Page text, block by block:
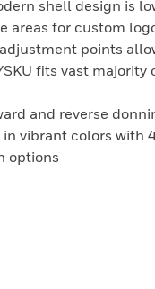
shell design is
areas for custom
points
SKU fits vast
and reverse
in vibrant colors
options